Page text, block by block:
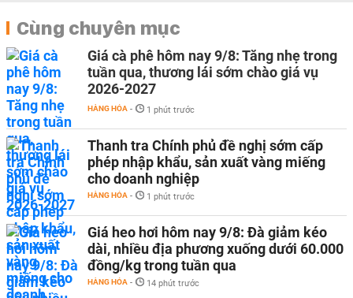
Cùng chuyên mục
Giá cà phê hôm nay 9/8: Tăng nhẹ trong
tuần qua, thương lái sớm chào giá vụ
2026-2027
HÀNG HÓA - 1 phút trước
Thanh tra Chính phủ đề nghị sớm cấp
phép nhập khẩu, sản xuất vàng miếng
cho doanh nghiệp
HÀNG HÓA - 1 phút trước
Giá heo hơi hôm nay 9/8: Đà giảm kéo
dài, nhiều địa phương xuống dưới 60.000
đồng/kg trong tuần qua
HÀNG HÓA - 14 phút trước